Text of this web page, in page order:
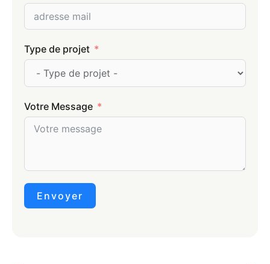
Type de projet
Votre Message
Envoyer